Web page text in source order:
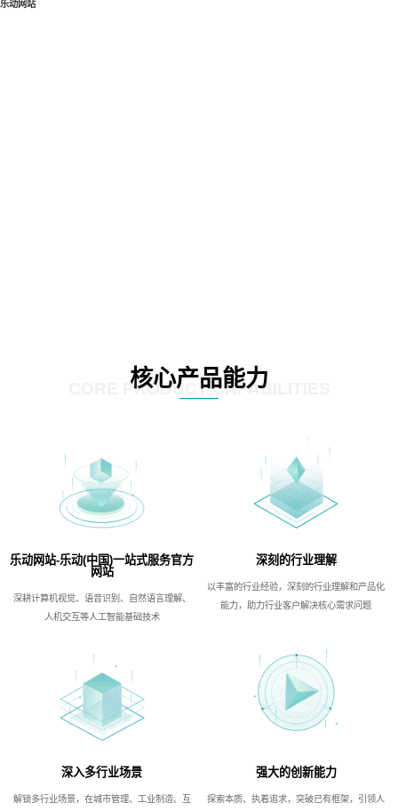
乐动网站
核心产品能力
CORE PRODUCT CAPABILITIES
乐动网站-乐动(中国)一站式服务官方
网站
深耕计算机视觉、语音识别、自然语言理解、
人机交互等人工智能基础技术
深刻的行业理解
以丰富的行业经验，深刻的行业理解和产品化
能力，助力行业客户解决核心需求问题
深入多行业场景
解锁多行业场景，在城市管理、工业制造、互
强大的创新能力
探索本质、执着追求，突破已有框架，引领人